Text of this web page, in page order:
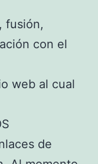
fusión,
con el
web al cual
de